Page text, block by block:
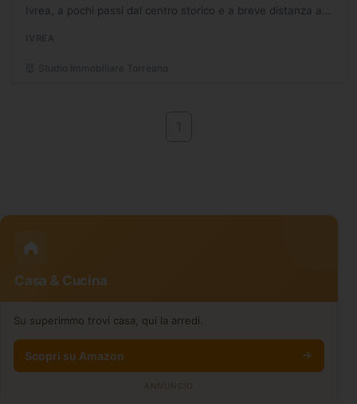
Ivrea, a pochi passi dal centro storico e a breve distanza a
Casa & Cucina
Su superimmo trovi casa, qui la arredi.
Scopri su Amazon
ANNUNCIO